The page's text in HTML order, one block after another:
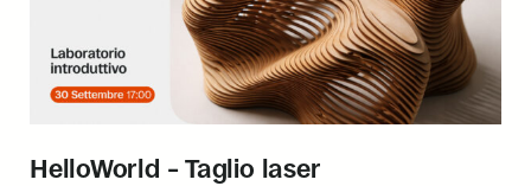
HelloWorld – Taglio laser